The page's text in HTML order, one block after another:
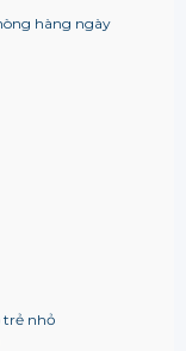
hàng ngày
trẻ nhỏ